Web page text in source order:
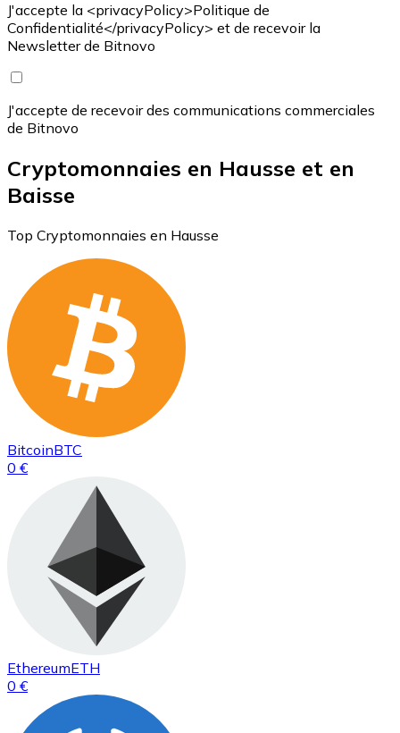
J'accepte la <privacyPolicy>Politique de
Confidentialité</privacyPolicy> et de recevoir la
Newsletter de Bitnovo
J'accepte de recevoir des communications commerciales
de Bitnovo
Cryptomonnaies en Hausse et en
Baisse
Top Cryptomonnaies en Hausse
BitcoinBTC
0 €
EthereumETH
0 €